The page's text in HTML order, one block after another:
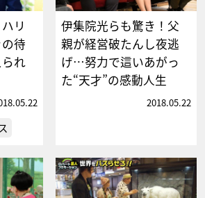
リ
待
れ
伊集院光らも驚き！父
親が経営破たんし夜逃
げ…努力で這いあがっ
た“天才”の感動人生
2018.05.22